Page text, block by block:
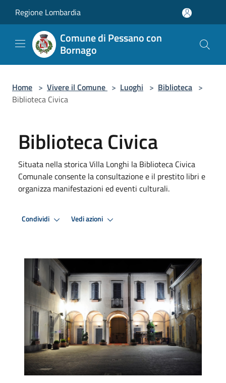
Regione Lombardia
Comune di Pessano con
Bornago
Home > Vivere il Comune > Luoghi > Biblioteca >
Biblioteca Civica
Biblioteca Civica
Situata nella storica Villa Longhi la Biblioteca Civica
Comunale consente la consultazione e il prestito libri e
organizza manifestazioni ed eventi culturali.
Condividi Vedi azioni